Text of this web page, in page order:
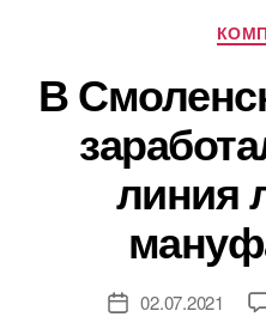
В
линия
Дата02.07.2021